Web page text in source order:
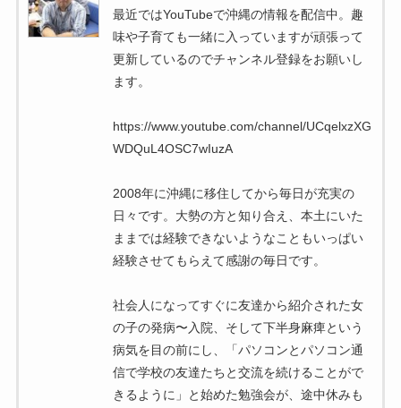
最近ではYouTubeで沖縄の情報を配信中。趣
味や子育ても一緒に入っていますが頑張って
更新しているのでチャンネル登録をお願いし
ます。
https://www.youtube.com/channel/UCqelxzXG
WDQuL4OSC7wIuzA
2008年に沖縄に移住してから毎日が充実の
日々です。大勢の方と知り合え、本土にいた
ままでは経験できないようなこともいっぱい
経験させてもらえて感謝の毎日です。
社会人になってすぐに友達から紹介された女
の子の発病〜入院、そして下半身麻痺という
病気を目の前にし、「パソコンとパソコン通
信で学校の友達たちと交流を続けることがで
きるように」と始めた勉強会が、途中休みも